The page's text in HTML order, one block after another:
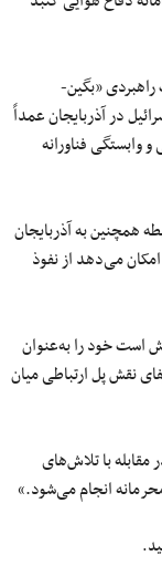
«بگین-
در آذربایجان عمداً
وابستگی فناورانه
همچنین به آذربایجان
می‌دهد از نفوذ
است خود را به‌عنوان
نقش پل ارتباطی میان
مقابله با تلاش‌های
انجام می‌شود.»